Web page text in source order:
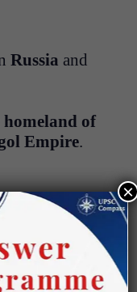
Russia and
homeland of
Empire.
है, जो
और
×